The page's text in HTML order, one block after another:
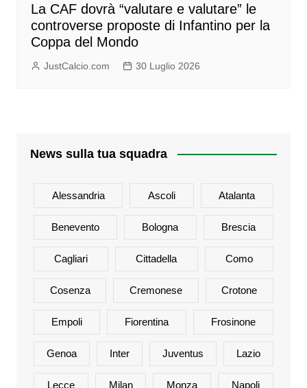
La CAF dovrà “valutare e valutare” le
controverse proposte di Infantino per la
Coppa del Mondo
JustCalcio.com 30 Luglio 2026
News sulla tua squadra
Alessandria Ascoli Atalanta
Benevento Bologna Brescia
Cagliari Cittadella Como
Cosenza Cremonese Crotone
Empoli Fiorentina Frosinone
Genoa Inter Juventus Lazio
Lecce Milan Monza Napoli